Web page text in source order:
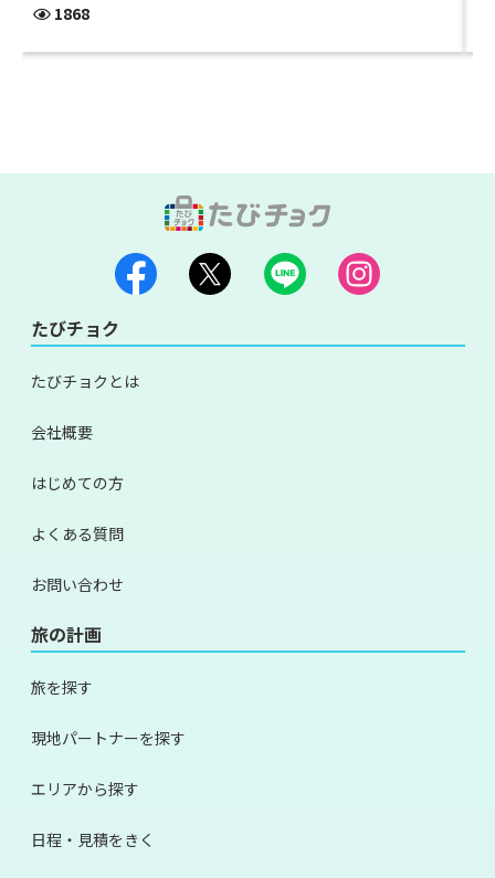
1868
たびチョク
たびチョクとは
会社概要
はじめての方
よくある質問
お問い合わせ
旅の計画
旅を探す
現地パートナーを探す
エリアから探す
日程・見積をきく